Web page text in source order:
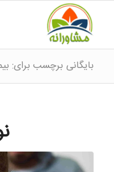
بایگانی برچسب برای: